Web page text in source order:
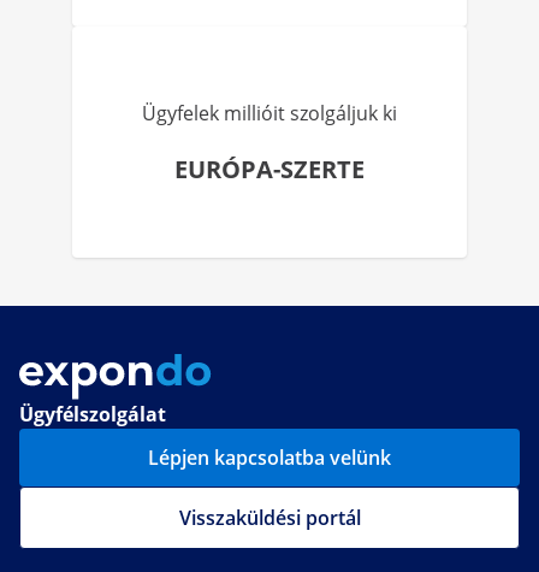
Ügyfelek millióit szolgáljuk ki
EURÓPA-SZERTE
Ügyfélszolgálat
Lépjen kapcsolatba velünk
Visszaküldési portál